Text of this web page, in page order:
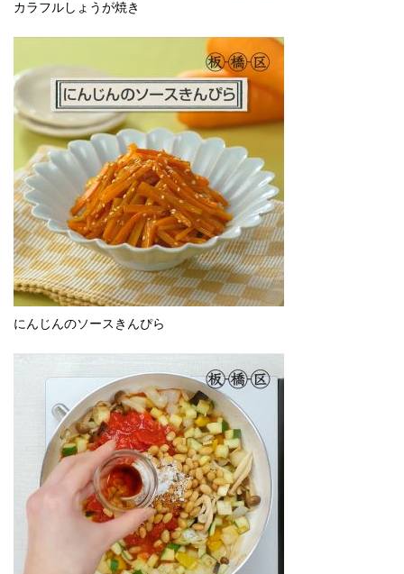
カラフルしょうが焼き
にんじんのソースきんぴら